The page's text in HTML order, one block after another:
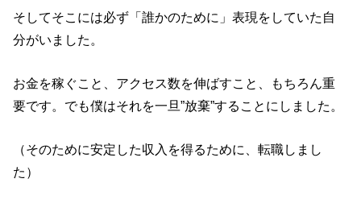
そしてそこには必ず「誰かのために」表現をしていた自
分がいました。
お金を稼ぐこと、アクセス数を伸ばすこと、もちろん重
要です。でも僕はそれを一旦”放棄”することにしました。
（そのために安定した収入を得るために、転職しまし
た）